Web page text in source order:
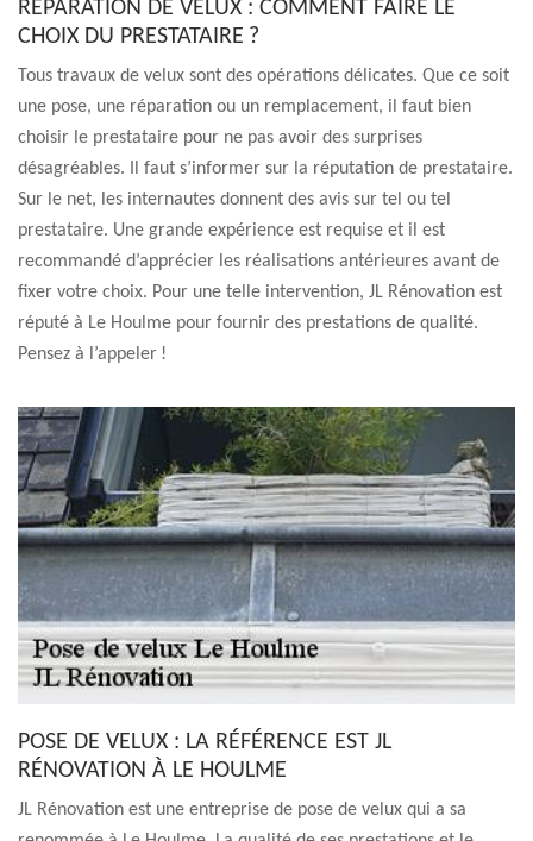
RÉPARATION DE VELUX : COMMENT FAIRE LE
CHOIX DU PRESTATAIRE ?
Tous travaux de velux sont des opérations délicates. Que ce soit
une pose, une réparation ou un remplacement, il faut bien
choisir le prestataire pour ne pas avoir des surprises
désagréables. Il faut s’informer sur la réputation de prestataire.
Sur le net, les internautes donnent des avis sur tel ou tel
prestataire. Une grande expérience est requise et il est
recommandé d’apprécier les réalisations antérieures avant de
fixer votre choix. Pour une telle intervention, JL Rénovation est
réputé à Le Houlme pour fournir des prestations de qualité.
Pensez à l’appeler !
POSE DE VELUX : LA RÉFÉRENCE EST JL
RÉNOVATION À LE HOULME
JL Rénovation est une entreprise de pose de velux qui a sa